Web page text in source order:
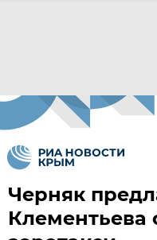
Черняк
Клементьева